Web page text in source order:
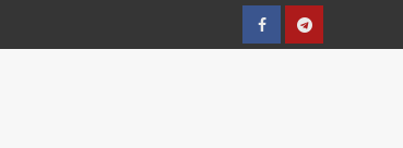
FacebookTelegram